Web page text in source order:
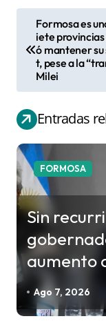
e
g
a
c
i
ó
e
e
t
Formosa es
iete
ó mantener su
t, pese a la
Milei
Entradas
FORMOSA
Sin
aumento
Ago 7, 2026